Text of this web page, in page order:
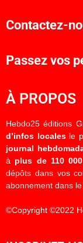
Contactez-
Passez vos
À PROPOS
Hebdo25 éditions
d’infos localesle
journal
à plus de 110
dépôts dans vos
abonnement dans
©Copyright ©2022